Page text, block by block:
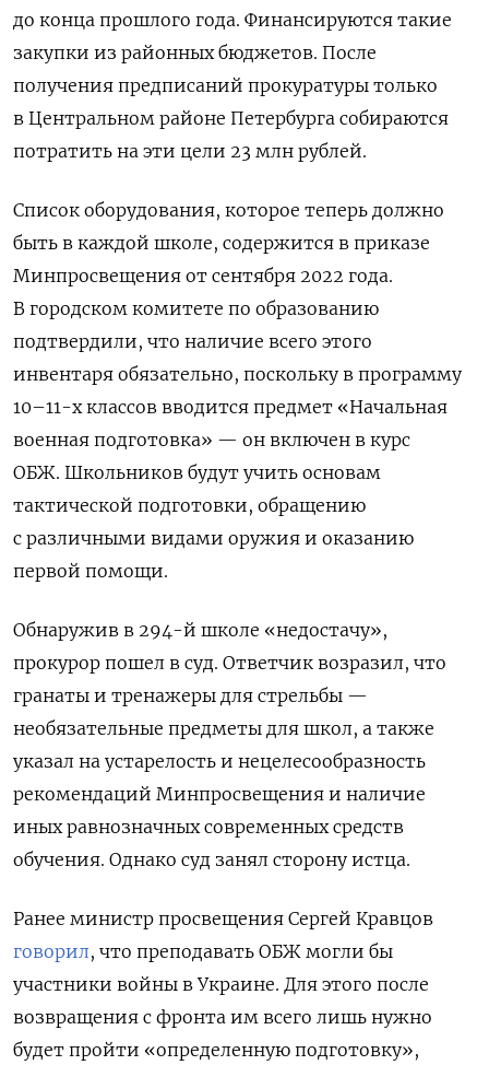
до конца прошлого года. Финансируются такие
закупки из районных бюджетов. После
получения предписаний прокуратуры только
в Центральном районе Петербурга собираются
потратить на эти цели 23 млн рублей.
Список оборудования, которое теперь должно
быть в каждой школе, содержится в приказе
Минпросвещения от сентября 2022 года.
В городском комитете по образованию
подтвердили, что наличие всего этого
инвентаря обязательно, поскольку в программу
10–11-х классов вводится предмет «Начальная
военная подготовка» — он включен в курс
ОБЖ. Школьников будут учить основам
тактической подготовки, обращению
с различными видами оружия и оказанию
первой помощи.
Обнаружив в 294-й школе «недостачу»,
прокурор пошел в суд. Ответчик возразил, что
гранаты и тренажеры для стрельбы —
необязательные предметы для школ, а также
указал на устарелость и нецелесообразность
рекомендаций Минпросвещения и наличие
иных равнозначных современных средств
обучения. Однако суд занял сторону истца.
Ранее министр просвещения Сергей Кравцов
говорил, что преподавать ОБЖ могли бы
участники войны в Украине. Для этого после
возвращения с фронта им всего лишь нужно
будет пройти «определенную подготовку»,